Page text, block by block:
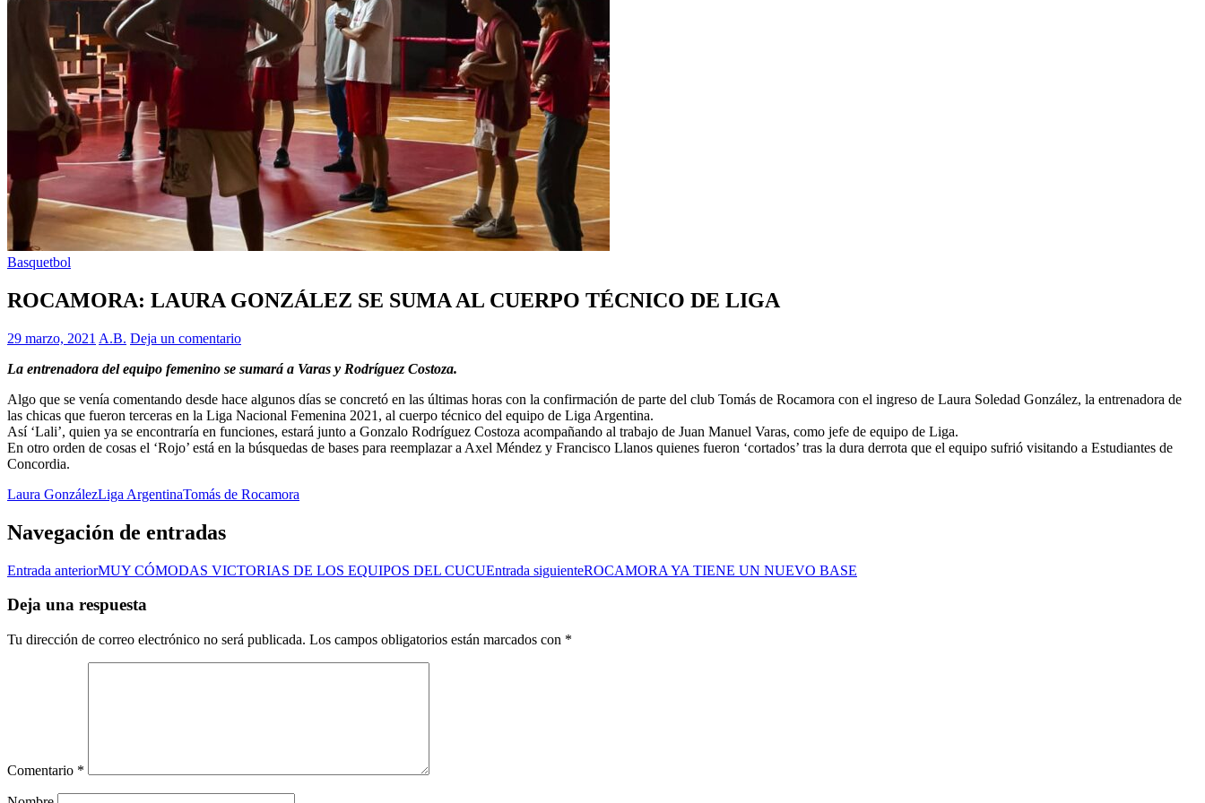
Basquetbol
ROCAMORA: LAURA GONZÁLEZ SE SUMA AL CUERPO TÉCNICO DE LIGA
29 marzo, 2021 A.B. Deja un comentario
La entrenadora del equipo femenino se sumará a Varas y Rodríguez Costoza.
Algo que se venía comentando desde hace algunos días se concretó en las últimas horas con la confirmación de parte del club Tomás de Rocamora con el ingreso de Laura Soledad González, la entrenadora de
las chicas que fueron terceras en la Liga Nacional Femenina 2021, al cuerpo técnico del equipo de Liga Argentina.
Así ‘Lali’, quien ya se encontraría en funciones, estará junto a Gonzalo Rodríguez Costoza acompañando al trabajo de Juan Manuel Varas, como jefe de equipo de Liga.
En otro orden de cosas el ‘Rojo’ está en la búsquedas de bases para reemplazar a Axel Méndez y Francisco Llanos quienes fueron ‘cortados’ tras la dura derrota que el equipo sufrió visitando a Estudiantes de
Concordia.
Laura GonzálezLiga ArgentinaTomás de Rocamora
Navegación de entradas
Entrada anteriorMUY CÓMODAS VICTORIAS DE LOS EQUIPOS DEL CUCUEntrada siguienteROCAMORA YA TIENE UN NUEVO BASE
Deja una respuesta
Tu dirección de correo electrónico no será publicada. Los campos obligatorios están marcados con *
Comentario *